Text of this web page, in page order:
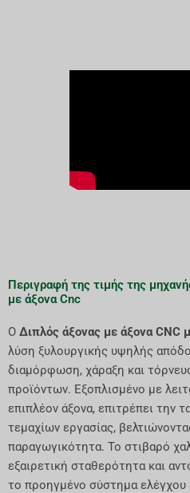
Περιγραφή της τιμής της
με άξονα Cnc
Ο Διπλός άξονας με άξονα CNC
λύση ξυλουργικής υψηλής
διαμόρφωση, χάραξη και
προϊόντων. Εξοπλισμένο με
επιπλέον άξονα, επιτρέπει την
τεμαχίων εργασίας,
παραγωγικότητα. Το στιβαρό
εξαιρετική σταθερότητα και
το προηγμένο σύστημα ελέγχου